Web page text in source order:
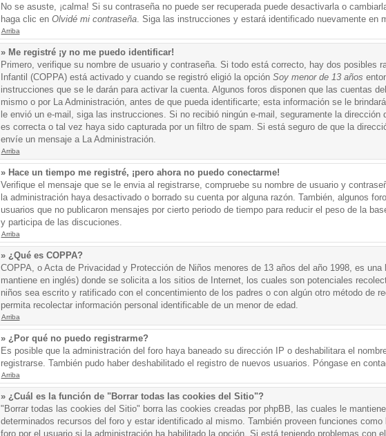
No se asuste, ¡calma! Si su contraseña no puede ser recuperada puede desactivarla o
haga clic en Olvidé mi contraseña. Siga las instrucciones y estará identificado nuevamente en
Arriba
» Me registré ¡y no me puedo identificar!
Primero, verifique su nombre de usuario y contraseña. Si todo está correcto, hay dos posibles
Infantil (COPPA) está activado y cuando se registró eligió la opción Soy menor de 13 años
instrucciones que se le darán para activar la cuenta. Algunos foros disponen que las cuentas
mismo o por La Administración, antes de que pueda identificarte; esta información se le
le envió un e-mail, siga las instrucciones. Si no recibió ningún e-mail, seguramente la dirección
es correcta o tal vez haya sido capturada por un filtro de spam. Si está seguro de que la
envíe un mensaje a La Administración.
Arriba
» Hace un tiempo me registré, ¡pero ahora no puedo conectarme!
Verifique el mensaje que se le envia al registrarse, compruebe su nombre de usuario y
la administración haya desactivado o borrado su cuenta por alguna razón. También, algunos
usuarios que no publicaron mensajes por cierto periodo de tiempo para reducir el peso de la
y participa de las discuciones.
Arriba
» ¿Qué es COPPA?
COPPA, o Acta de Privacidad y Protección de Niños menores de 13 años del año 1998, es
mantiene en inglés) donde se solicita a los sitios de Internet, los cuales son potenciales
niños sea escrito y ratificado con el concentimiento de los padres o con algún otro método de
permita recolectar información personal identificable de un menor de edad.
Arriba
» ¿Por qué no puedo registrarme?
Es posible que la administración del foro haya baneado su dirección IP o deshabilitara el
registrarse. También pudo haber deshabilitado el registro de nuevos usuarios. Póngase en
Arriba
» ¿Cuál es la función de "Borrar todas las cookies del Sitio"?
"Borrar todas las cookies del Sitio" borra las cookies creadas por phpBB, las cuales le
determinados recursos del foro y estar identificado al mismo. También proveen funciones
foro por el usuario si la administración ha habilitado la opción. Si está teniendo problemas con